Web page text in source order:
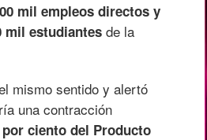
mil empleos directos y
mil estudiantes de la
mismo sentido y alertó
una contracción
por ciento del Producto